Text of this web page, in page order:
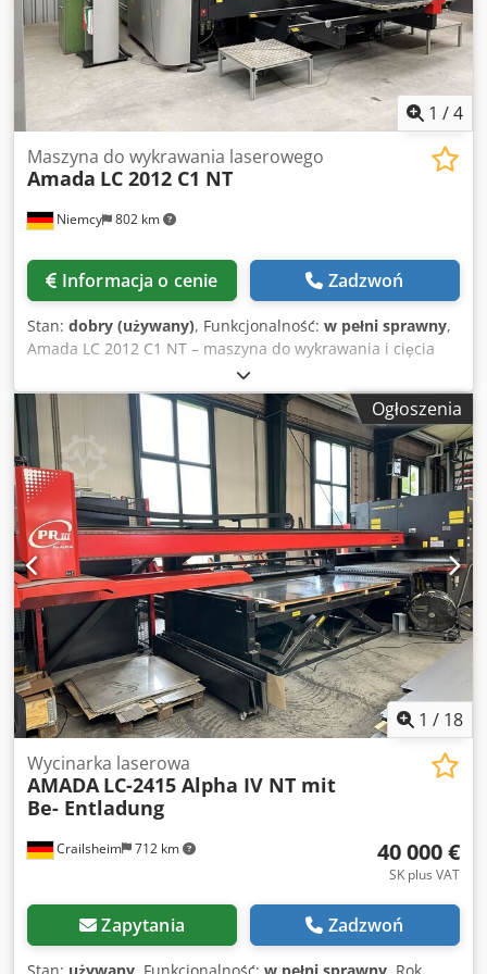
1 /4
Niemcy 802 km
Maszyna do wykrawania laserowego
Amada LC 2012 C1 NT
Informacja o cenie Zadzwoń
Stan: dobry (używany), Funkcjonalność: w pełni sprawny,
Amada LC 2012 C1 NT – maszyna do wykrawania i cięcia
laserowego, rok produkcji 2012, sterownik AMNG – seria
Fanuc, siła wykrawania 200 kN, obszar wykrawania 2500 x
1270 mm, Csdpjzp D H Dofx Abgsha moc lasera 2500 W,
obszar cięcia laserowego 2000 x 1270 mm, zakres ruchu osi
Z 100 mm, maksymalne obciążenie stołu 150 kg, magazyn
narzędzi 46 pozycji.
Ogłoszenia
1 / 18
Crailsheim 712 km
Wycinarka laserowa
AMADA LC-2415 Alpha IV NT mit
Be- Entladung
40 000 €
SK plus VAT
Zapytania Zadzwoń